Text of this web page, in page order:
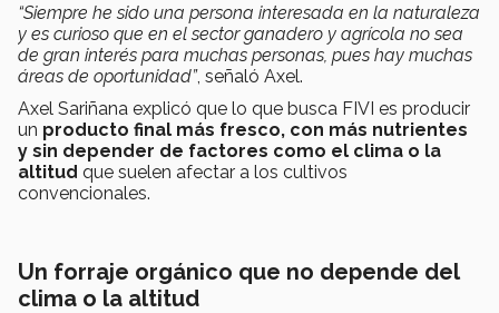
“Siempre he sido una persona interesada en la naturaleza
y es curioso que en el sector ganadero y agrícola no sea
de gran interés para muchas personas, pues hay muchas
áreas de oportunidad”, señaló Axel.
Axel Sariñana explicó que lo que busca FIVI es producir
un producto final más fresco, con más nutrientes
y sin depender de factores como el clima o la
altitud que suelen afectar a los cultivos
convencionales.
Un forraje orgánico que no depende del
clima o la altitud